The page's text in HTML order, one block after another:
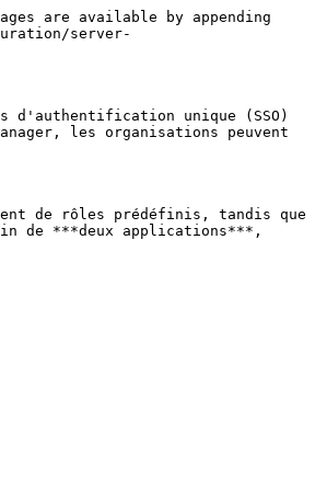
are available by appending
server-
d'authentification unique (SSO)
les organisations peuvent
de rôles prédéfinis, tandis que
de ***deux applications***,